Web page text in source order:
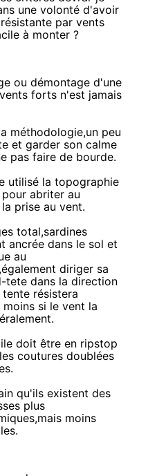
une volonté d'avoir
par vents
à monter ?
ou démontage d'une
forts n'est jamais
méthodologie,un peu
et garder son calme
pas faire de bourde.
utilisé la topographie
abriter au
prise au vent.
total,sardines
ancrée dans le sol et
au
diriger sa
tete dans la direction
résistera
moins si le vent la
doit être en ripstop
coutures doublées
qu'ils existent des
plus
moins